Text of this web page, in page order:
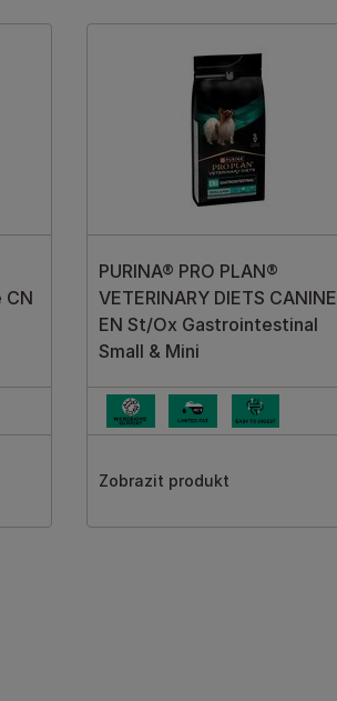
CN
PURINA® PRO PLAN®
VETERINARY DIETS CANINE
EN St/Ox Gastrointestinal
Small & Mini
Zobrazit produkt